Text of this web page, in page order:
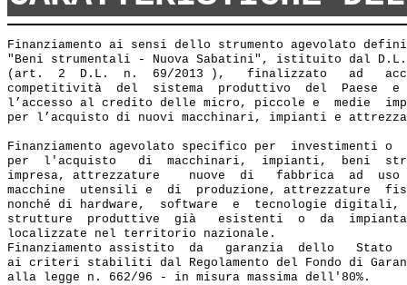
Finanziamento ai sensi dello strumento agevolato
"Beni strumentali - Nuova Sabatini", istituito dal
(art.  2  D.L.  n.  69/2013 ),   finalizzato   ad
competitività  del  sistema  produttivo  del  Paese
l’accesso al credito delle micro, piccole e  medie
per l’acquisto di nuovi macchinari, impianti e
Finanziamento agevolato specifico per  investimenti
per  l'acquisto   di  macchinari,  impianti,  beni
impresa, attrezzature    nuove  di   fabbrica  ad
macchine  utensili e  di  produzione, attrezzature
nonché di hardware,  software  e  tecnologie
strutture  produttive  già   esistenti  o  da
localizzate nel territorio nazionale.
Finanziamento assistito  da   garanzia  dello
ai criteri stabiliti dal Regolamento del Fondo di
alla legge n. 662/96 - in misura massima dell'80%.